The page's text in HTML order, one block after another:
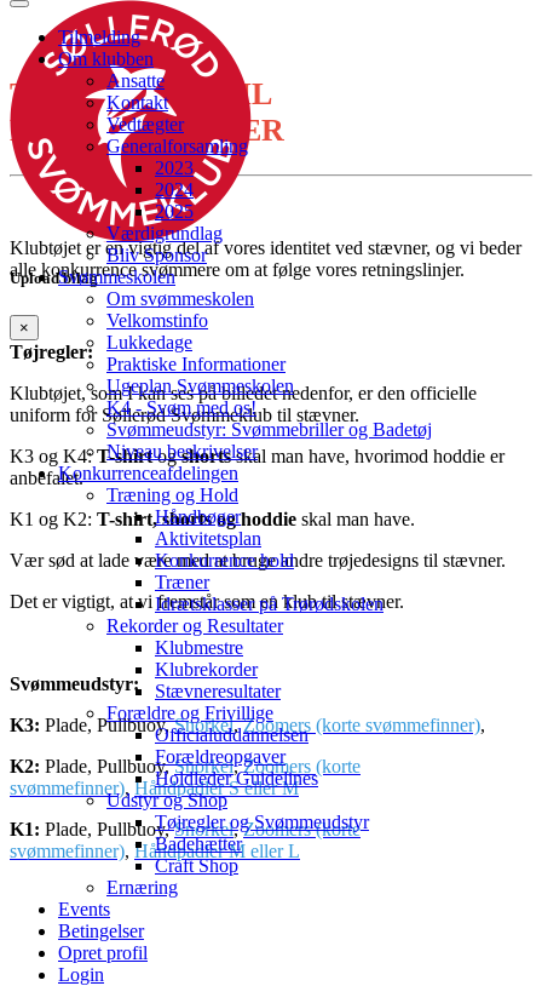
Tilmelding
Om klubben
Ansatte
Kontakt
Vedtægter
Generalforsamling
2023
2024
2025
Værdigrundlag
Bliv Sponsor
Svømmeskolen
Om svømmeskolen
Velkomstinfo
Lukkedage
Praktiske Informationer
Ugeplan Svømmeskolen
K4 - Svøm med os!
Svømmeudstyr: Svømmebriller og Badetøj
Niveau beskrivelser
Konkurrenceafdelingen
Træning og Hold
Håndbøger
Aktivitetsplan
Konkurrence hold
Træner
Idrætsklasser på Trørødskolen
Rekorder og Resultater
Klubmestre
Klubrekorder
Stævneresultater
Forældre og Frivillige
Officialuddannelsen
Forældreopgaver
Holdleder Guidelines
Udstyr og Shop
Tøjregler og Svømmeudstyr
Badehætter
Craft Shop
Ernæring
Events
Betingelser
Opret profil
Login
Upload bilag
×
TØJ REGLER TIL
KONKURRENCER
Klubtøjet er en vigtig del af vores identitet ved stævner, og vi beder
alle konkurrence svømmere om at følge vores retningslinjer.
Tøjregler:
Klubtøjet, som I kan ses på billedet nedenfor, er den officielle
uniform for Søllerød Svømmeklub til stævner.
K3 og K4:T-shirtogshortsskal man have, hvorimod hoddie er
anbefalet.
K1 og K2: T-shirt, shortsog hoddie skal man have.
Vær sød at lade være med at bruge andre trøjedesigns til stævner.
Det er vigtigt, at vi fremstår som en klub til stævner.
Svømmeudstyr:
K3: Plade, Pullbuoy,Snorkel,Zoomers (korte svømmefinner),
K2: Plade, Pullbuoy,Snorkel,Zoomers (korte
svømmefinner), Håndpadler S eller M
K1: Plade, Pullbuoy,Snorkel,Zoomers (korte
svømmefinner), Håndpadler M eller L